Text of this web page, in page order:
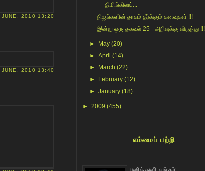
JUNE, 2010 13:20
JUNE, 2010 13:40
திமிங்கிலங்...
நிஜங்களின் தாகம் தீர்க்கும் கனவுகள் !!!
இன்று ஒரு தகவல் 25 - அறிவுக்கு விருந்து !!!
► May (20)
►April (14)
►
March (22)
►
February (12)
►January (18)
► 2009 (455)
எம்மைப் பற்றி
பனித்துளி சங்கர்